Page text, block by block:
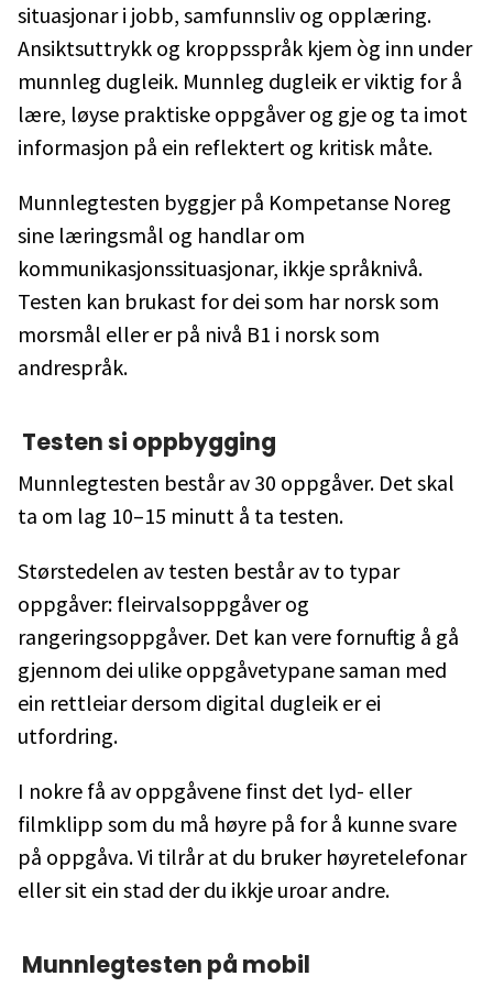
situasjonar i jobb, samfunnsliv og opplæring.
Ansiktsuttrykk og kroppsspråk kjem òg inn under
munnleg dugleik. Munnleg dugleik er viktig for å
lære, løyse praktiske oppgåver og gje og ta imot
informasjon på ein reflektert og kritisk måte.
Munnlegtesten byggjer på Kompetanse Noreg
sine læringsmål og handlar om
kommunikasjonssituasjonar, ikkje språknivå.
Testen kan brukast for dei som har norsk som
morsmål eller er på nivå B1 i norsk som
andrespråk.
Testen si oppbygging
Munnlegtesten består av 30 oppgåver. Det skal
ta om lag 10–15 minutt å ta testen.
Størstedelen av testen består av to typar
oppgåver: fleirvalsoppgåver og
rangeringsoppgåver. Det kan vere fornuftig å gå
gjennom dei ulike oppgåvetypane saman med
ein rettleiar dersom digital dugleik er ei
utfordring.
I nokre få av oppgåvene finst det lyd- eller
filmklipp som du må høyre på for å kunne svare
på oppgåva. Vi tilrår at du bruker høyretelefonar
eller sit ein stad der du ikkje uroar andre.
Munnlegtesten på mobil